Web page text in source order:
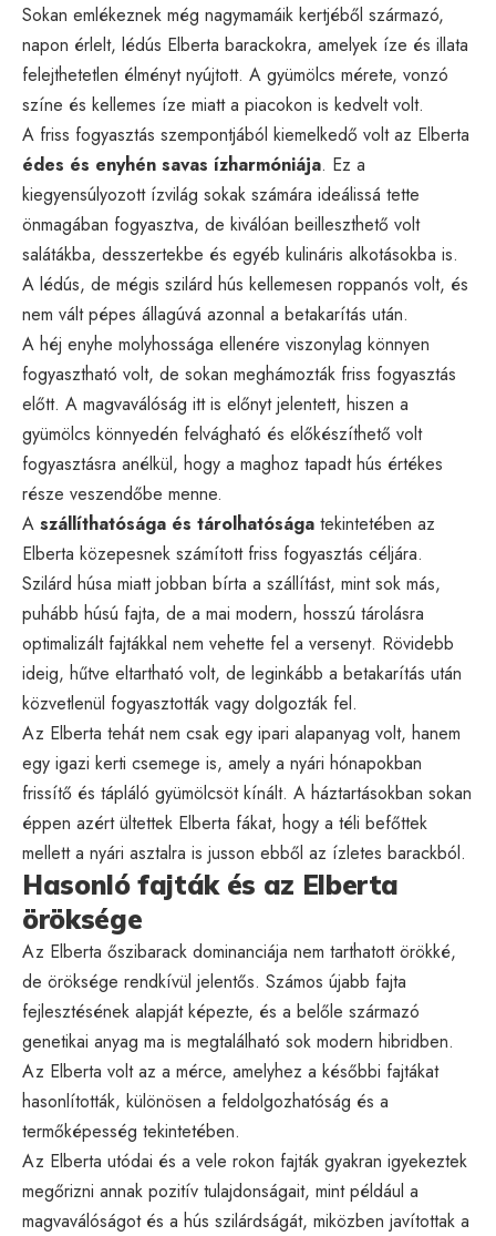
Sokan emlékeznek még nagymamáik kertjéből származó,
napon érlelt, lédús Elberta barackokra, amelyek íze és illata
felejthetetlen élményt nyújtott. A gyümölcs mérete, vonzó
színe és kellemes íze miatt a piacokon is kedvelt volt.
A friss fogyasztás szempontjából kiemelkedő volt az Elberta
édes és enyhén savas ízharmóniája. Ez a
kiegyensúlyozott ízvilág sokak számára ideálissá tette
önmagában fogyasztva, de kiválóan beilleszthető volt
salátákba, desszertekbe és egyéb kulináris alkotásokba is.
A lédús, de mégis szilárd hús kellemesen roppanós volt, és
nem vált pépes állagúvá azonnal a betakarítás után.
A héj enyhe molyhossága ellenére viszonylag könnyen
fogyasztható volt, de sokan meghámozták friss fogyasztás
előtt. A magvaválóság itt is előnyt jelentett, hiszen a
gyümölcs könnyedén felvágható és előkészíthető volt
fogyasztásra anélkül, hogy a maghoz tapadt hús értékes
része veszendőbe menne.
A szállíthatósága és tárolhatósága tekintetében az
Elberta közepesnek számított friss fogyasztás céljára.
Szilárd húsa miatt jobban bírta a szállítást, mint sok más,
puhább húsú fajta, de a mai modern, hosszú tárolásra
optimalizált fajtákkal nem vehette fel a versenyt. Rövidebb
ideig, hűtve eltartható volt, de leginkább a betakarítás után
közvetlenül fogyasztották vagy dolgozták fel.
Az Elberta tehát nem csak egy ipari alapanyag volt, hanem
egy igazi kerti csemege is, amely a nyári hónapokban
frissítő és tápláló gyümölcsöt kínált. A háztartásokban sokan
éppen azért ültettek Elberta fákat, hogy a téli befőttek
mellett a nyári asztalra is jusson ebből az ízletes barackból.
Hasonló fajták és az Elberta
öröksége
Az Elberta őszibarack dominanciája nem tarthatott örökké,
de öröksége rendkívül jelentős. Számos újabb fajta
fejlesztésének alapját képezte, és a belőle származó
genetikai anyag ma is megtalálható sok modern hibridben.
Az Elberta volt az a mérce, amelyhez a későbbi fajtákat
hasonlították, különösen a feldolgozhatóság és a
termőképesség tekintetében.
Az Elberta utódai és a vele rokon fajták gyakran igyekeztek
megőrizni annak pozitív tulajdonságait, mint például a
magvaválóságot és a hús szilárdságát, miközben javítottak a